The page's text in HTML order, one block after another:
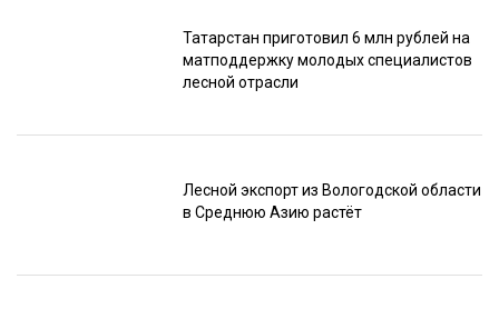
Татарстан приготовил 6 млн рублей на
матподдержку молодых специалистов
лесной отрасли
Лесной экспорт из Вологодской области
в Среднюю Азию растёт